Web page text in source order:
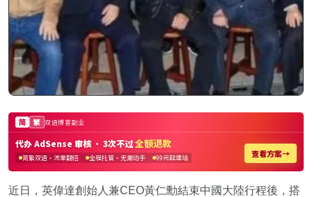
近日，英偉達創始人兼CEO黃仁勳結束中國大陸行程後，搭